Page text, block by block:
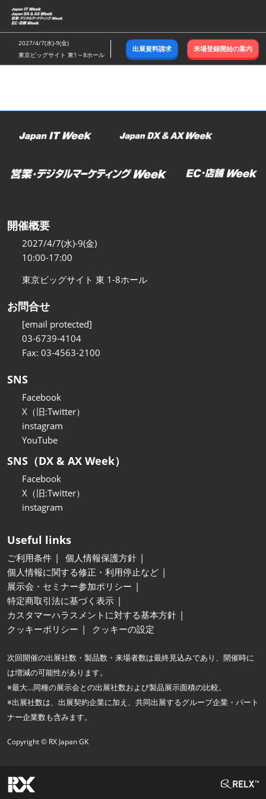
ス
キ
ッ
し
む
2027/4/7(水)-9(金)
東京ビッグサイト 東1～8ホール
出展資料請求 来場登録開始の案内
開催概要
2027/4/7(水)-9(金)
10:00-17:00
東京ビッグサイト 東 1-8ホール
お問合せ
[email protected]
03-6739-4104
Fax: 03-4563-2100
SNS
Facebook
X（旧:Twitter）
instagram
YouTube
SNS（DX & AX Week）
Facebook
X（旧:Twitter）
instagram
Useful links
ご利用条件
個人情報保護方針
個人情報に関する修正・利用停止など
展示会・セミナー参加ポリシー
特定商取引法に基づく表示
カスタマーハラスメントに対する基本方針
クッキーポリシー
クッキーの設定
次回開催の出展社数・製品数・来場者数は最終見込みであり、開催時に
は増減の可能性があります。
※最大…同種の展示会との出展社数および製品展示面積の比較。
※出展社数は、出展契約企業に加え、共同出展するグループ企業・パート
ナー企業数も含みます。
Copyright © RX Japan GK